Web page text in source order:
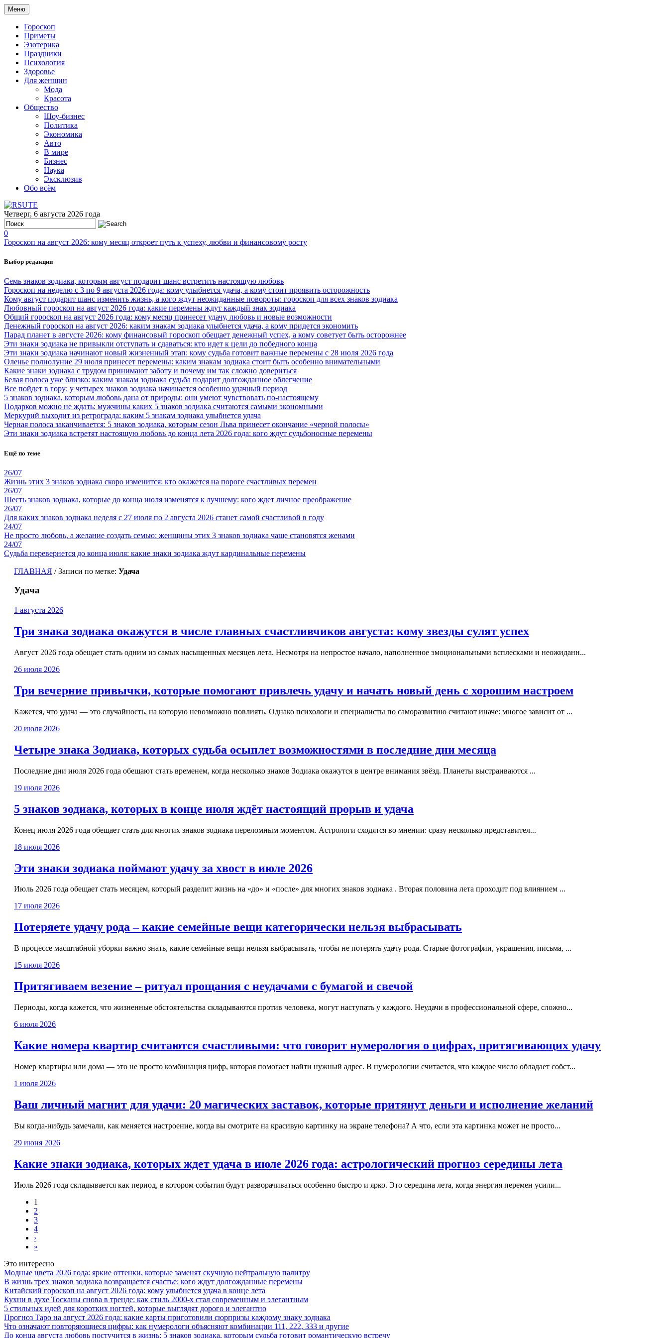
Меню
Гороскоп
Приметы
Эзотерика
Праздники
Психология
Здоровье
Для женщин
Мода
Красота
Общество
Шоу-бизнес
Политика
Экономика
Авто
В мире
Бизнес
Наука
Эксклюзив
Обо всём
Четверг, 6 августа 2026 года
0
Гороскоп на август 2026: кому месяц откроет путь к успеху, любви и финансовому росту
Выбор редакции
Семь знаков зодиака, которым август подарит шанс встретить настоящую любовь
Гороскоп на неделю с 3 по 9 августа 2026 года: кому улыбнется удача, а кому стоит проявить осторожность
Кому август подарит шанс изменить жизнь, а кого ждут неожиданные повороты: гороскоп для всех знаков зодиака
Любовный гороскоп на август 2026 года: какие перемены ждут каждый знак зодиака
Общий гороскоп на август 2026 года: кому месяц принесет удачу, любовь и новые возможности
Денежный гороскоп на август 2026: каким знакам зодиака улыбнется удача, а кому придется экономить
Парад планет в августе 2026: кому финансовый гороскоп обещает денежный успех, а кому советует быть осторожнее
Эти знаки зодиака не привыкли отступать и сдаваться: кто идет к цели до победного конца
Эти знаки зодиака начинают новый жизненный этап: кому судьба готовит важные перемены с 28 июля 2026 года
Оленье полнолуние 29 июля принесет перемены: каким знакам зодиака стоит быть особенно внимательными
Какие знаки зодиака с трудом принимают заботу и почему им так сложно довериться
Белая полоса уже близко: каким знакам зодиака судьба подарит долгожданное облегчение
Все пойдет в гору: у четырех знаков зодиака начинается особенно удачный период
5 знаков зодиака, которым любовь дана от природы: они умеют чувствовать по-настоящему
Подарков можно не ждать: мужчины каких 5 знаков зодиака считаются самыми экономными
Меркурий выходит из ретрограда: каким 5 знакам зодиака улыбнется удача
Черная полоса заканчивается: 5 знаков зодиака, которым сезон Льва принесет окончание «черной полосы»
Эти знаки зодиака встретят настоящую любовь до конца лета 2026 года: кого ждут судьбоносные перемены
Ещё по теме
26/07
Жизнь этих 3 знаков зодиака скоро изменится: кто окажется на пороге счастливых перемен
26/07
Шесть знаков зодиака, которые до конца июля изменятся к лучшему: кого ждет личное преображение
26/07
Для каких знаков зодиака неделя с 27 июля по 2 августа 2026 станет самой счастливой в году
24/07
Не просто любовь, а желание создать семью: женщины этих 3 знаков зодиака чаще становятся женами
24/07
Судьба перевернется до конца июля: какие знаки зодиака ждут кардинальные перемены
ГЛАВНАЯ /Записи по метке: Удача
Удача
1 августа 2026
Три знака зодиака окажутся в числе главных счастливчиков августа: кому звезды сулят успех
Август 2026 года обещает стать одним из самых насыщенных месяцев лета. Несмотря на непростое начало, наполненное эмоциональными всплесками и неожиданн...
26 июля 2026
Три вечерние привычки, которые помогают привлечь удачу и начать новый день с хорошим настроем
Кажется, что удача — это случайность, на которую невозможно повлиять. Однако психологи и специалисты по саморазвитию считают иначе: многое зависит от ...
20 июля 2026
Четыре знака Зодиака, которых судьба осыплет возможностями в последние дни месяца
Последние дни июля 2026 года обещают стать временем, когда несколько знаков Зодиака окажутся в центре внимания звёзд. Планеты выстраиваются ...
19 июля 2026
5 знаков зодиака, которых в конце июля ждёт настоящий прорыв и удача
Конец июля 2026 года обещает стать для многих знаков зодиака переломным моментом. Астрологи сходятся во мнении: сразу несколько представител...
18 июля 2026
Эти знаки зодиака поймают удачу за хвост в июле 2026
Июль 2026 года обещает стать месяцем, который разделит жизнь на «до» и «после» для многих знаков зодиака . Вторая половина лета проходит под влиянием ...
17 июля 2026
Потеряете удачу рода – какие семейные вещи категорически нельзя выбрасывать
В процессе масштабной уборки важно знать, какие семейные вещи нельзя выбрасывать, чтобы не потерять удачу рода. Старые фотографии, украшения, письма, ...
15 июля 2026
Притягиваем везение – ритуал прощания с неудачами с бумагой и свечой
Периоды, когда кажется, что жизненные обстоятельства складываются против человека, могут наступать у каждого. Неудачи в профессиональной сфере, сложно...
6 июля 2026
Какие номера квартир считаются счастливыми: что говорит нумерология о цифрах, притягивающих удачу
Номер квартиры или дома — это не просто комбинация цифр, которая помогает найти нужный адрес. В нумерологии считается, что каждое число обладает собст...
1 июля 2026
Ваш личный магнит для удачи: 20 магических заставок, которые притянут деньги и исполнение желаний
Вы когда-нибудь замечали, как меняется настроение, когда вы смотрите на красивую картинку на экране телефона? А что, если эта картинка может не просто...
29 июня 2026
Какие знаки зодиака, которых ждет удача в июле 2026 года: астрологический прогноз середины лета
Июль 2026 года складывается как период, в котором события будут разворачиваться особенно быстро и ярко. Это середина лета, когда энергия перемен усили...
1
2
3
4
›
»
Это интересно
Модные цвета 2026 года: яркие оттенки, которые заменят скучную нейтральную палитру
В жизнь трех знаков зодиака возвращается счастье: кого ждут долгожданные перемены
Китайский гороскоп на август 2026 года: кому улыбнется удача в конце лета
Кухни в духе Тосканы снова в тренде: как стиль 2000-х стал современным и элегантным
5 стильных идей для коротких ногтей, которые выглядят дорого и элегантно
Прогноз Таро на август 2026 года: какие карты приготовили сюрпризы каждому знаку зодиака
Что означают повторяющиеся цифры: как нумерологи объясняют комбинации 111, 222, 333 и другие
До конца августа любовь постучится в жизнь: 5 знаков зодиака, которым судьба готовит романтическую встречу